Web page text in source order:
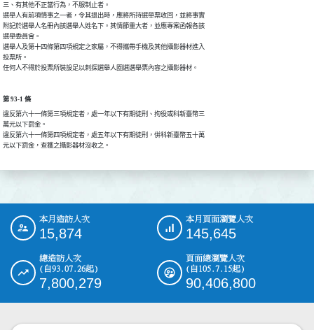
三、有其他不正當行為，不服制止者。
選舉人有前項情事之一者，令其退出時，應將所持選舉票收回，並將事實
附記於選舉人名冊內該選舉人姓名下。其情節重大者，並應專案函報各該
選舉委員會。
選舉人及第十四條第四項規定之家屬，不得攜帶手機及其他攝影器材進入
投票所。
任何人不得於投票所裝設足以刺探選舉人圈選選舉票內容之攝影器材。
第 93-1 條
違反第六十一條第三項規定者，處一年以下有期徒刑、拘役或科新臺幣三
萬元以下罰金。
違反第六十一條第四項規定者，處五年以下有期徒刑，併科新臺幣五十萬
元以下罰金，查獲之攝影器材沒收之。
::: 本月造訪人次
15,874
本月頁面瀏覽人次
145,645
總造訪人次
(自93.07.26起)
7,800,279
頁面總瀏覽人次
(自105.7.15起)
90,406,800